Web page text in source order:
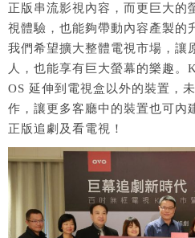
正版串流影視內容，而更巨大的
視體驗，也能夠帶動內容產製的
我們希望擴大整體電視市場，讓
人，也能享有巨大螢幕的樂趣
OS 延伸到電視盒以外的裝置，
作，讓更多客廳中的裝置也可內
正版追劇及看電視！